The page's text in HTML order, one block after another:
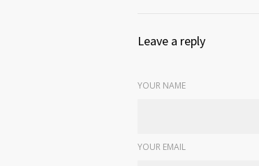
Leave a reply
YOUR NAME
YOUR EMAIL